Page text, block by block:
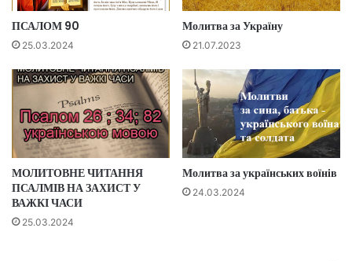
ПСАЛОМ 90
25.03.2024
Молитва за Україну
21.07.2023
МОЛИТОВНЕ ЧИТАННЯ
ПСАЛМІВ НА ЗАХИСТ У
ВАЖКІ ЧАСИ
25.03.2024
Молитва за українських воїнів
24.03.2024